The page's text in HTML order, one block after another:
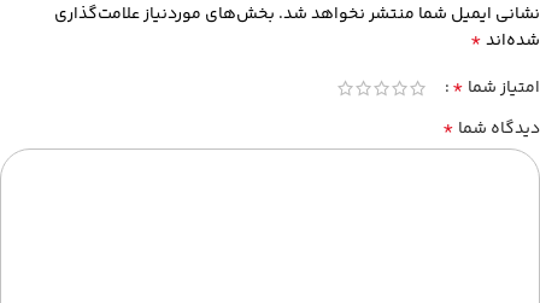
نشانی ایمیل شما منتشر نخواهد شد. بخش‌های موردنیاز علامت‌گذاری
شده‌اند*
امتیاز شما *
دیدگاه شما *